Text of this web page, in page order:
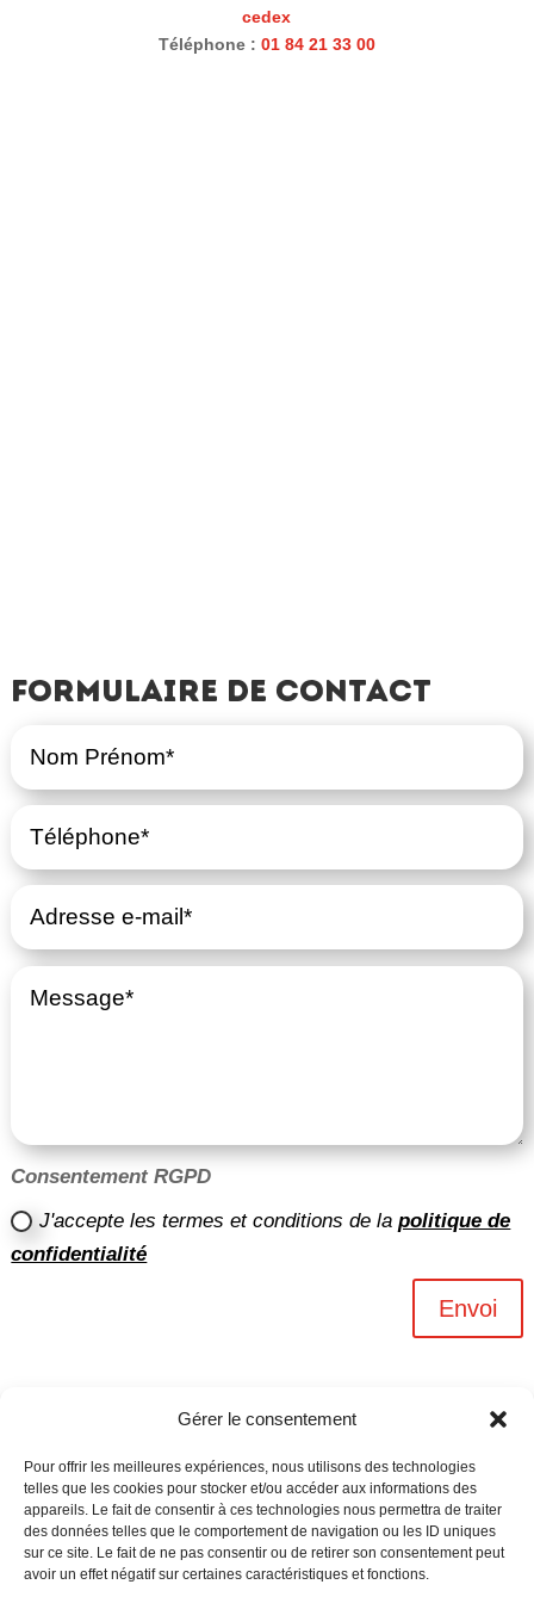
Gérer le consentement
Pour offrir les meilleures expériences, nous utilisons des technologies
telles que les cookies pour stocker et/ou accéder aux informations des
appareils. Le fait de consentir à ces technologies nous permettra de traiter
des données telles que le comportement de navigation ou les ID uniques
sur ce site. Le fait de ne pas consentir ou de retirer son consentement peut
avoir un effet négatif sur certaines caractéristiques et fonctions.
cedex
Téléphone : 01 84 21 33 00
Formulaire de contact
Consentement RGPD
J'accepte les termes et conditions de lapolitique de
confidentialité
Envoi